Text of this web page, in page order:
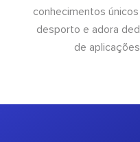
conhecimentos
desporto e adora
de